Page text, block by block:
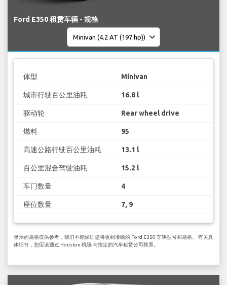
Ford E350 租赁车辆 - 规格
体型 Minivan
城市行驶百公里油耗 16.8 l
驱动轮 Rear wheel drive
燃料 95
高速公路行驶百公里油耗 13.1 l
百公里混合驾驶油耗 15.2 l
车门数量 4
座位数量 7, 9
显示的规格仅供参考，我们不能保证您将收到准确的 Ford E350 车辆型号和规格。 有关具
体细节，您应该通过 Houston 机场 与指定的汽车租赁公司联系。